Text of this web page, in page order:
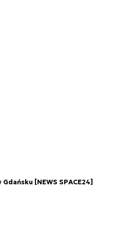
[NEWS SPACE24]